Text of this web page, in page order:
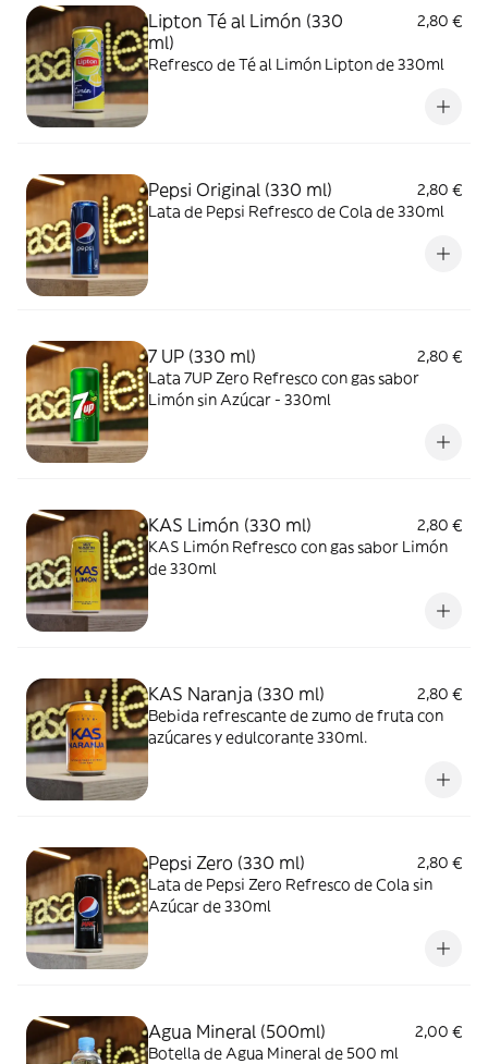
Lipton Té al Limón (330
ml)
2,80 €
Refresco de Té al Limón Lipton de 330ml
Pepsi Original (330 ml)
2,80 €
Lata de Pepsi Refresco de Cola de 330ml
7 UP (330 ml)
2,80 €
Lata 7UP Zero Refresco con gas sabor
Limón sin Azúcar - 330ml
KAS Limón (330 ml)
2,80 €
KAS Limón Refresco con gas sabor Limón
de 330ml
KAS Naranja (330 ml)
2,80 €
Bebida refrescante de zumo de fruta con
azúcares y edulcorante 330ml.
Pepsi Zero (330 ml)
2,80 €
Lata de Pepsi Zero Refresco de Cola sin
Azúcar de 330ml
Agua Mineral (500ml)
2,00 €
Botella de Agua Mineral de 500 ml